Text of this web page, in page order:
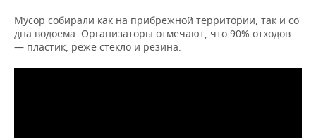
ФИГУРНОЕ КАТАНИЕ
МЕДИЦИНА
Мусор собирали как на прибрежной территории, так и со
дна водоема. Организаторы отмечают, что 90% отходов
— пластик, реже стекло и резина.